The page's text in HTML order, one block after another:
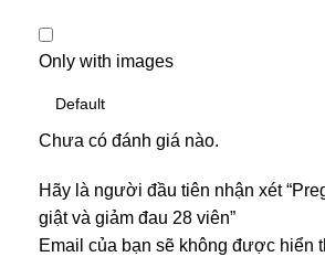
Only with images
Chưa có đánh giá nào.
Hãy là người đầu tiên nhận xét
giật và giảm đau 28 viên”
Email của bạn sẽ không được hiển